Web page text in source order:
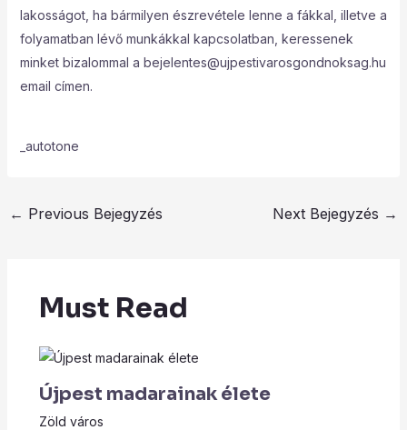
lakosságot, ha bármilyen észrevétele lenne a fákkal, illetve a
folyamatban lévő munkákkal kapcsolatban, keressenek
minket bizalommal a bejelentes@ujpestivarosgondnoksag.hu
email címen.
_autotone
← Previous Bejegyzés Next Bejegyzés →
Must Read
Újpest madarainak élete
Zöld város